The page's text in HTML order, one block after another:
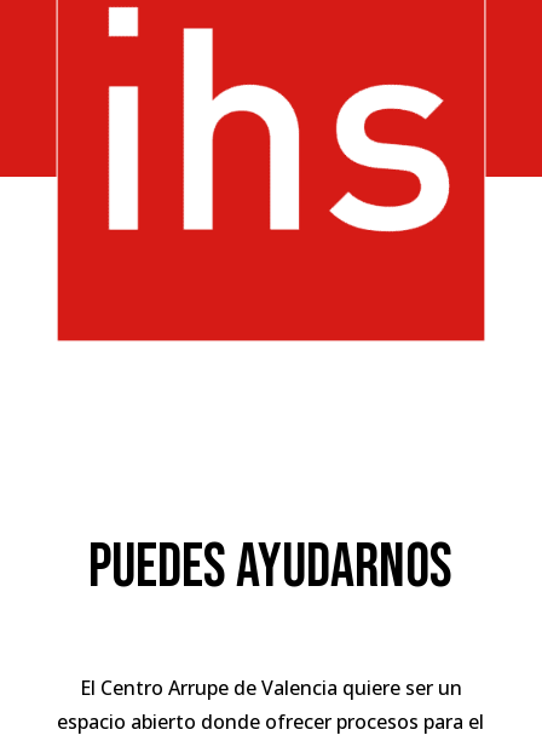
puedes ayudarnos
El Centro Arrupe de Valencia quiere ser un
espacio abierto donde ofrecer procesos para el